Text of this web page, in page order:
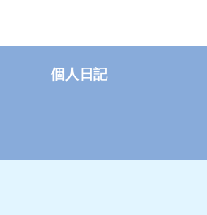
個人日記